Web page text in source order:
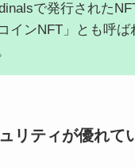
で発行された
インNFT」とも呼ば
リティが優れて